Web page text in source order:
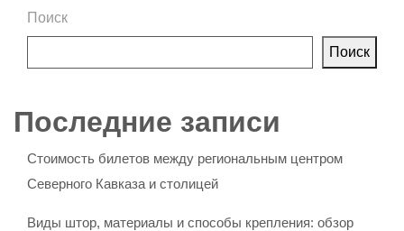
Поиск
Поиск
Последние записи
Стоимость билетов между региональным центром
Северного Кавказа и столицей
Виды штор, материалы и способы крепления: обзор